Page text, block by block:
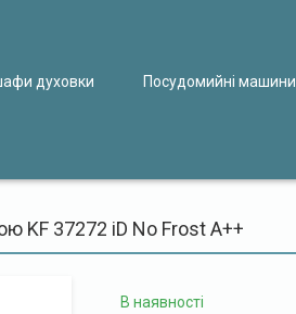
духовки Посудомийні машини
KF 37272 iD No Frost A++
В наявності